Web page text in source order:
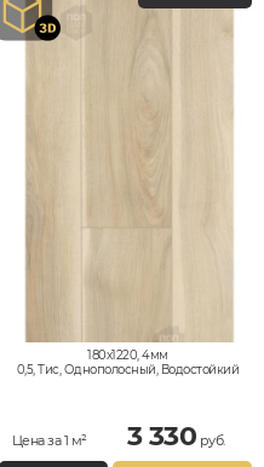
180x1220, 4мм
0,5, Тис, Однополосный, Водостойкий
Цена за 1 м² 3 330 руб.